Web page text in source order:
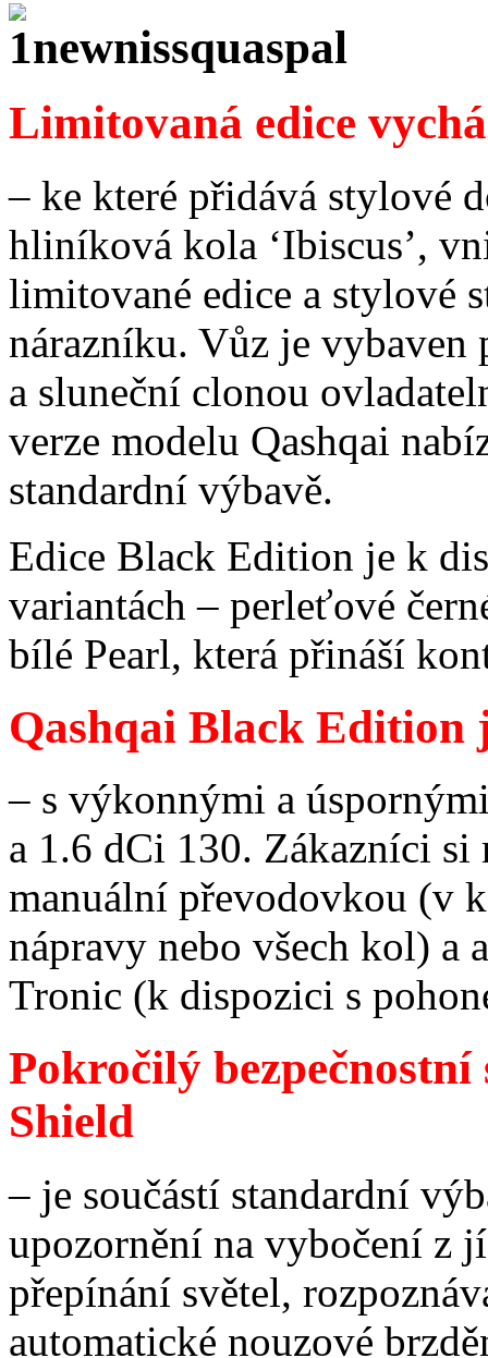
Limitovaná edice
– ke které přidává stylové
hliníková kola ‘Ibiscus’,
limitované edice a stylové
nárazníku. Vůz je vybaven
a sluneční clonou
verze modelu Qashqai
standardní výbavě.
Edice Black Edition je k
variantách – perleťové
bílé Pearl, která přináší
Qashqai Black Edition
– s výkonnými a
a 1.6 dCi 130. Zákazníci
manuální převodovkou (v
nápravy nebo všech kol) a
Tronic (k dispozici s
Pokročilý bezpečnostní
Shield
– je součástí standardní
upozornění na vybočení z
přepínání světel,
automatické nouzové